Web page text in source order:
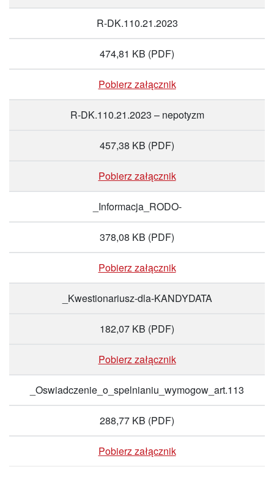
R-DK.110.21.2023
474,81 KB (PDF)
Pobierz załącznik
R-DK.110.21.2023 – nepotyzm
457,38 KB (PDF)
Pobierz załącznik
_Informacja_RODO-
378,08 KB (PDF)
Pobierz załącznik
_Kwestionariusz-dla-KANDYDATA
182,07 KB (PDF)
Pobierz załącznik
_Oswiadczenie_o_spelnianiu_wymogow_art.113
288,77 KB (PDF)
Pobierz załącznik